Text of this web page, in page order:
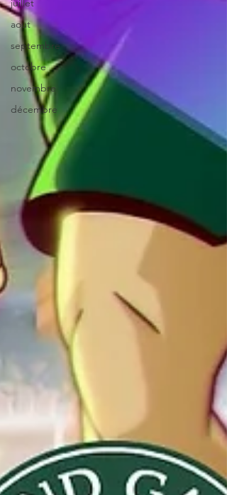
juillet
aout
septembre
octobre
novembre
décembre